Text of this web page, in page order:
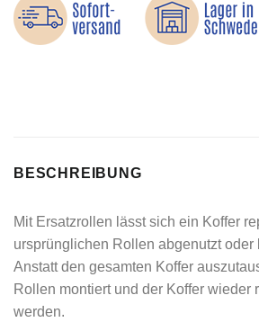
BESCHREIBUNG
Mit Ersatzrollen lässt sich ein Koffer
ursprünglichen Rollen abgenutzt oder
Anstatt den gesamten Koffer
Rollen montiert und der Koffer wieder
werden.